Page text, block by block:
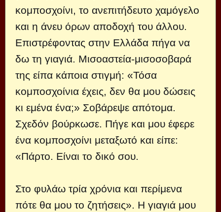
κομποσχοίνι, το ανεπιτήδευτο χαμόγελο
και η άνευ όρων αποδοχή του άλλου.
Επιστρέφοντας στην Ελλάδα πήγα να
δω τη γιαγιά. Μισοαστεία-μισοσοβαρά
της είπα κάποια στιγμή: «Τόσα
κομποσχοίνια έχεις, δεν θα μου δώσεις
κι εμένα ένα;» Σοβάρεψε απότομα.
Σχεδόν βούρκωσε. Πήγε και μου έφερε
ένα κομποσχοίνι μεταξωτό και είπε:
«Πάρτο. Είναι το δικό σου.
Στο φυλάω τρία χρόνια και περίμενα
πότε θα μου το ζητήσεις». Η γιαγιά μου